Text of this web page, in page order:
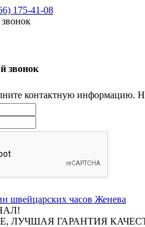
175-41-08
звонок
контактную информацию.
ЛУЧШАЯ ГАРАНТИЯ